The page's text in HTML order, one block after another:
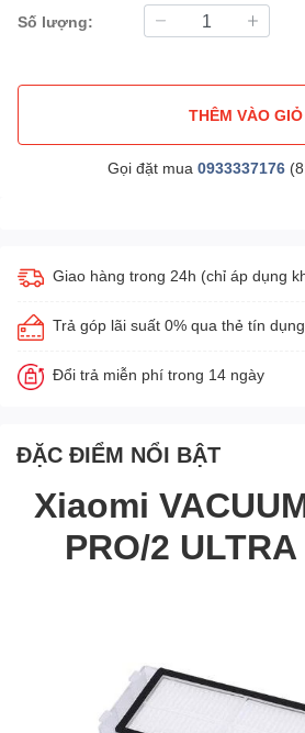
Số lượng:
THÊM VÀO GIỎ
Gọi đặt mua 0933337176
Giao hàng trong 24h (chỉ áp dụng
Trả góp lãi suất 0% qua thẻ tín
Đổi trả miễn phí trong 14 ngày
ĐẶC ĐIỂM NỔI BẬT
Xiaomi
PRO/2